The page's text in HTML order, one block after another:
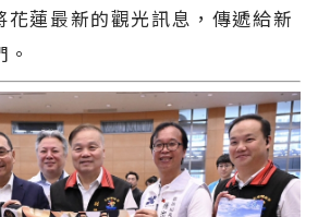
花蓮最新的觀光訊息，傳遞給新